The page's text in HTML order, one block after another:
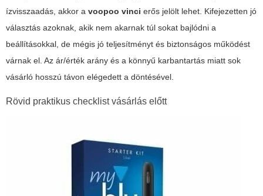
ízvisszaadás, akkor a voopoo vinci erős jelölt lehet. Kifejezetten jó
választás azoknak, akik nem akarnak túl sokat bajlódni a
beállításokkal, de mégis jó teljesítményt és biztonságos működést
várnak el. Az ár/érték arány és a könnyű karbantartás miatt sok
vásárló hosszú távon elégedett a döntésével.
Rövid praktikus checklist vásárlás előtt